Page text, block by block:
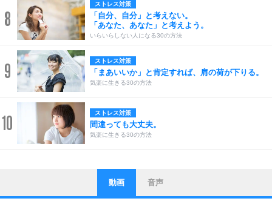
8
ストレス対策
「自分、自分」と考えない。
「あなた、あなた」と考えよう。
いらいらしない人になる30の方法
9 ストレス対策
「まあいいか」と肯定すれば、肩の荷が下りる。
気楽に生きる30の方法
10 ストレス対策
間違っても大丈夫。
気楽に生きる30の方法
1
ストレス対策
他人と比べない。
動画 音声